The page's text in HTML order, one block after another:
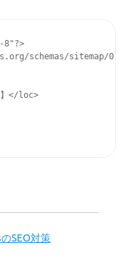
8"?>
schemas/sitemap/
</loc>
SEO対策